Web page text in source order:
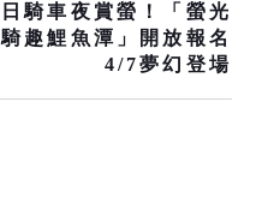
日騎車夜賞螢！「螢光
騎趣鯉魚潭」開放報名
4/7夢幻登場